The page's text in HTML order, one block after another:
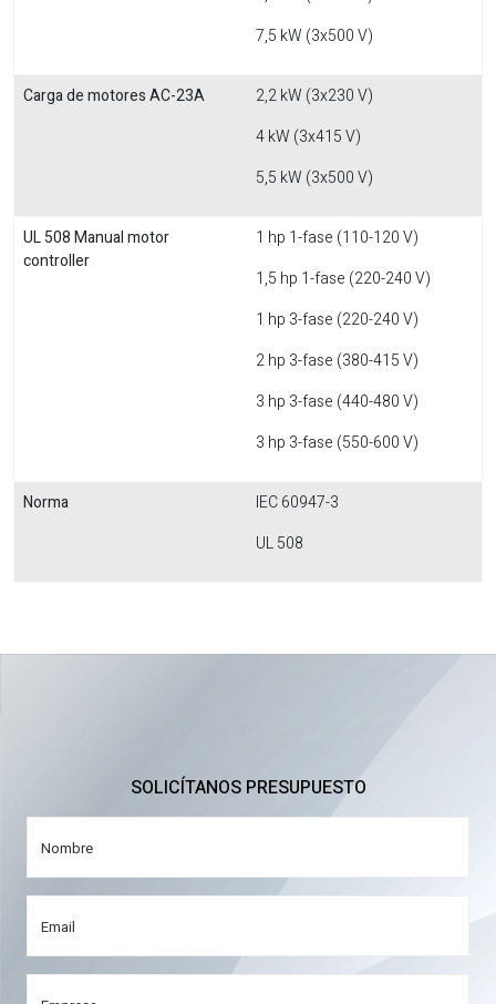
7,5 kW (3x500 V)
Carga de motores AC-23A
2,2 kW (3x230 V)
4 kW (3x415 V)
5,5 kW (3x500 V)
UL 508 Manual motor
controller
1 hp 1-fase (110-120 V)
1,5 hp 1-fase (220-240 V)
1 hp 3-fase (220-240 V)
2 hp 3-fase (380-415 V)
3 hp 3-fase (440-480 V)
3 hp 3-fase (550-600 V)
Norma
IEC 60947-3
UL 508
SOLICÍTANOS PRESUPUESTO